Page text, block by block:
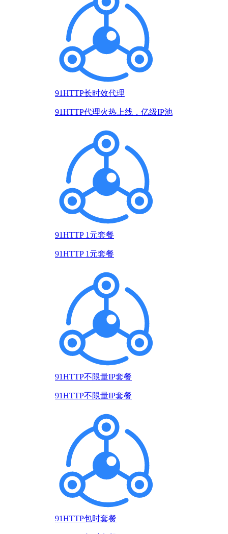
91HTTP长时效代理
91HTTP代理火热上线，亿级IP池
91HTTP 1元套餐
91HTTP 1元套餐
91HTTP不限量IP套餐
91HTTP不限量IP套餐
91HTTP包时套餐